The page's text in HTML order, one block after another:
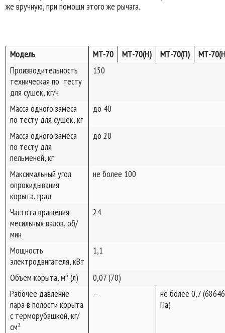
же вручную, при помощи этого же рычага.
Модель МТ-70 МТ-70(Н) МТ-70(П)
МТ-
Производительность
техническая по тесту
для сушек, кг/ч
150
Масса одного замеса
по тесту для сушек, кг
до 40
Масса одного замеса
по тесту для
пельменей, кг
до 20
Максимальный угол
опрокидывания
корыта, град
не более 100
Частота вращения
месильных валов, об/
мин
24
Мощность
электродвигателя, кВт
1,1
Объем корыта, м³ (л)
0,07 (70)
Рабочее давление
пара в полости корыта
с терморубашкой, кг/
см²
—
не более 0,7 (68646
Па)